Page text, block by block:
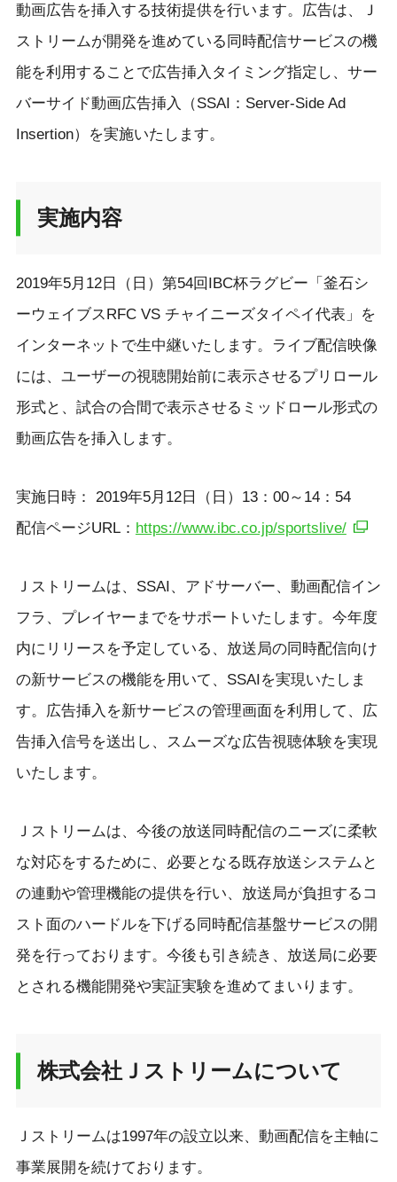
動画広告を挿入する技術提供を行います。広告は、Ｊ
ストリームが開発を進めている同時配信サービスの機
能を利用することで広告挿入タイミング指定し、サー
バーサイド動画広告挿入（SSAI：Server-Side Ad
Insertion）を実施いたします。
実施内容
2019年5月12日（日）第54回IBC杯ラグビー「釜石シ
ーウェイブスRFC VS チャイニーズタイペイ代表」を
インターネットで生中継いたします。ライブ配信映像
には、ユーザーの視聴開始前に表示させるプリロール
形式と、試合の合間で表示させるミッドロール形式の
動画広告を挿入します。
実施日時： 2019年5月12日（日）13：00～14：54
配信ページURL： https://www.ibc.co.jp/sportslive/
Ｊストリームは、SSAI、アドサーバー、動画配信イン
フラ、プレイヤーまでをサポートいたします。今年度
内にリリースを予定している、放送局の同時配信向け
の新サービスの機能を用いて、SSAIを実現いたしま
す。広告挿入を新サービスの管理画面を利用して、広
告挿入信号を送出し、スムーズな広告視聴体験を実現
いたします。
Ｊストリームは、今後の放送同時配信のニーズに柔軟
な対応をするために、必要となる既存放送システムと
の連動や管理機能の提供を行い、放送局が負担するコ
スト面のハードルを下げる同時配信基盤サービスの開
発を行っております。今後も引き続き、放送局に必要
とされる機能開発や実証実験を進めてまいります。
株式会社Ｊストリームについて
Ｊストリームは1997年の設立以来、動画配信を主軸に
事業展開を続けております。